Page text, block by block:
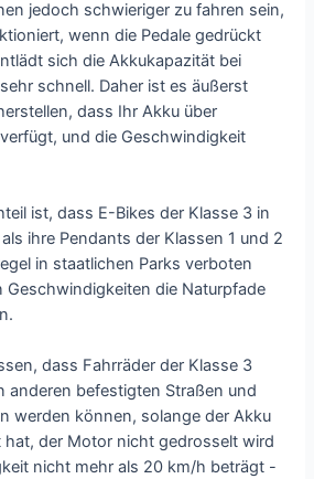
jedoch schwieriger zu fahren sein,
wenn die Pedale gedrückt
sich die Akkukapazität bei
schnell. Daher ist es äußerst
dass Ihr Akku über
und die Geschwindigkeit
ist, dass E-Bikes der Klasse 3 in
ihre Pendants der Klassen 1 und 2
in staatlichen Parks verboten
Geschwindigkeiten die Naturpfade
dass Fahrräder der Klasse 3
anderen befestigten Straßen und
werden können, solange der Akku
hat, der Motor nicht gedrosselt wird
nicht mehr als 20 km/h beträgt -